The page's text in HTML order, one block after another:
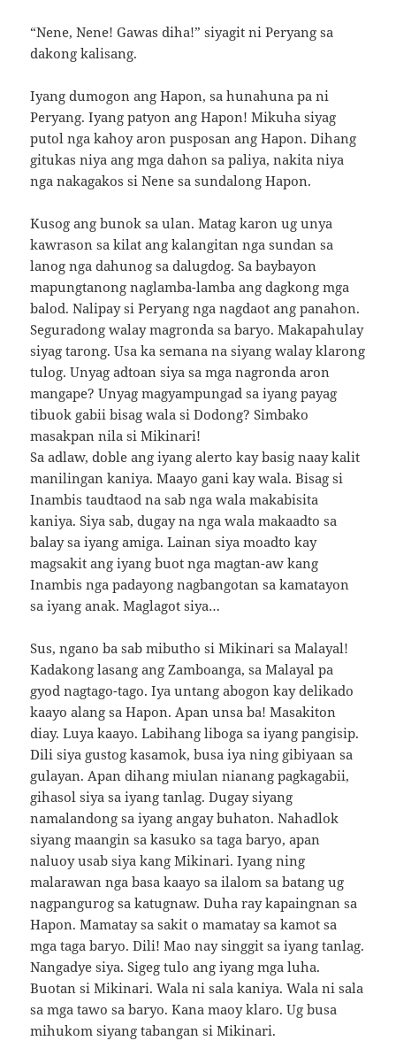
“Nene, Nene! Gawas diha!” siyagit ni Peryang sa
dakong kalisang.
Iyang dumogon ang Hapon, sa hunahuna pa ni
Peryang. Iyang patyon ang Hapon! Mikuha siyag
putol nga kahoy aron pusposan ang Hapon. Dihang
gitukas niya ang mga dahon sa paliya, nakita niya
nga nakagakos si Nene sa sundalong Hapon.
Kusog ang bunok sa ulan. Matag karon ug unya
kawrason sa kilat ang kalangitan nga sundan sa
lanog nga dahunog sa dalugdog. Sa baybayon
mapungtanong naglamba-lamba ang dagkong mga
balod. Nalipay si Peryang nga nagdaot ang panahon.
Seguradong walay magronda sa baryo. Makapahulay
siyag tarong. Usa ka semana na siyang walay klarong
tulog. Unyag adtoan siya sa mga nagronda aron
mangape? Unyag magyampungad sa iyang payag
tibuok gabii bisag wala si Dodong? Simbako
masakpan nila si Mikinari!
Sa adlaw, doble ang iyang alerto kay basig naay kalit
manilingan kaniya. Maayo gani kay wala. Bisag si
Inambis taudtaod na sab nga wala makabisita
kaniya. Siya sab, dugay na nga wala makaadto sa
balay sa iyang amiga. Lainan siya moadto kay
magsakit ang iyang buot nga magtan-aw kang
Inambis nga padayong nagbangotan sa kamatayon
sa iyang anak. Maglagot siya…
Sus, ngano ba sab mibutho si Mikinari sa Malayal!
Kadakong lasang ang Zamboanga, sa Malayal pa
gyod nagtago-tago. Iya untang abogon kay delikado
kaayo alang sa Hapon. Apan unsa ba! Masakiton
diay. Luya kaayo. Labihang liboga sa iyang pangisip.
Dili siya gustog kasamok, busa iya ning gibiyaan sa
gulayan. Apan dihang miulan nianang pagkagabii,
gihasol siya sa iyang tanlag. Dugay siyang
namalandong sa iyang angay buhaton. Nahadlok
siyang maangin sa kasuko sa taga baryo, apan
naluoy usab siya kang Mikinari. Iyang ning
malarawan nga basa kaayo sa ilalom sa batang ug
nagpangurog sa katugnaw. Duha ray kapaingnan sa
Hapon. Mamatay sa sakit o mamatay sa kamot sa
mga taga baryo. Dili! Mao nay singgit sa iyang tanlag.
Nangadye siya. Sigeg tulo ang iyang mga luha.
Buotan si Mikinari. Wala ni sala kaniya. Wala ni sala
sa mga tawo sa baryo. Kana maoy klaro. Ug busa
mihukom siyang tabangan si Mikinari.